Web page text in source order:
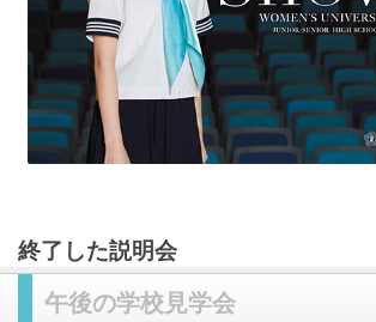
終了した説明会
午後の学校見学会